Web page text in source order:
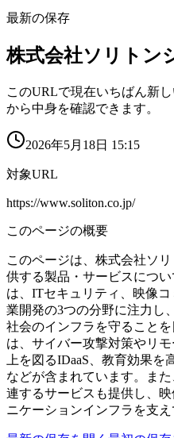
最新の保存
株式会社ソリトン
このURLで現在いちばん新
から中身を確認できます。
2026年5月18日 15:15
対象URL
https://www.soliton.co.jp/
このページの概要
このページは、株式会社ソ
供する製品・サービスにつ
は、ITセキュリティ、映像
業開発の3つの分野に注力し
社会のインフラを守ること
は、サイバー攻撃対策やリ
上を図るIDaaS、教育効果
などが含まれています。ま
連するサービスも提供し、
ニケーションインフラを支え